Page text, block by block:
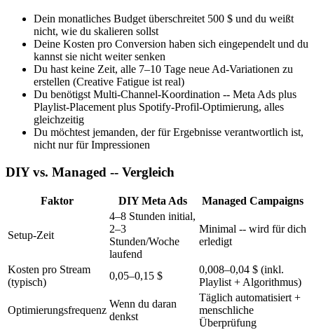
Dein monatliches Budget überschreitet 500 $ und du weißt
nicht, wie du skalieren sollst
Deine Kosten pro Conversion haben sich eingependelt und du
kannst sie nicht weiter senken
Du hast keine Zeit, alle 7–10 Tage neue Ad-Variationen zu
erstellen (Creative Fatigue ist real)
Du benötigst Multi-Channel-Koordination -- Meta Ads plus
Playlist-Placement plus Spotify-Profil-Optimierung, alles
gleichzeitig
Du möchtest jemanden, der für Ergebnisse verantwortlich ist,
nicht nur für Impressionen
DIY vs. Managed -- Vergleich
Faktor DIY Meta Ads Managed Campaigns
Setup-Zeit
4–8 Stunden initial,
2–3
Stunden/Woche
laufend
Minimal -- wird für dich
erledigt
Kosten pro Stream
(typisch)
0,05–0,15 $
0,008–0,04 $ (inkl.
Playlist + Algorithmus)
Optimierungsfrequenz
Wenn du daran
denkst
Täglich automatisiert +
menschliche
Überprüfung